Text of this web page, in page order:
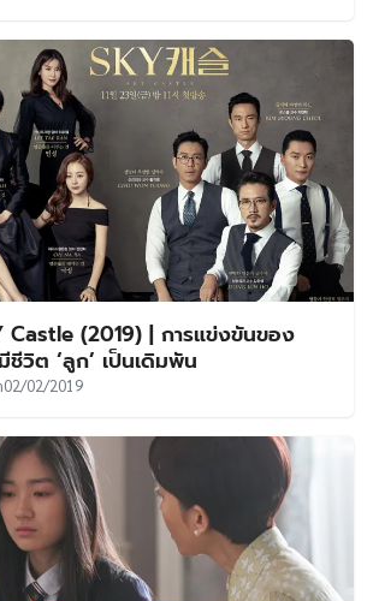
Castle (2019) | การแข่งขันของ
วิต ‘ลูก’ เป็นเดิมพัน
02/02/2019